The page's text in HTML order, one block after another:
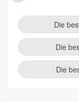
Die
Die
Die